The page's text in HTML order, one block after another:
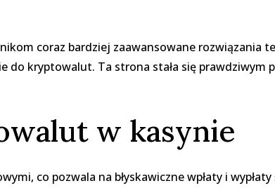
coraz bardziej zaawansowane rozwiązania
do kryptowalut. Ta strona stała się prawdziwym
w kasynie
co pozwala na błyskawiczne wpłaty i